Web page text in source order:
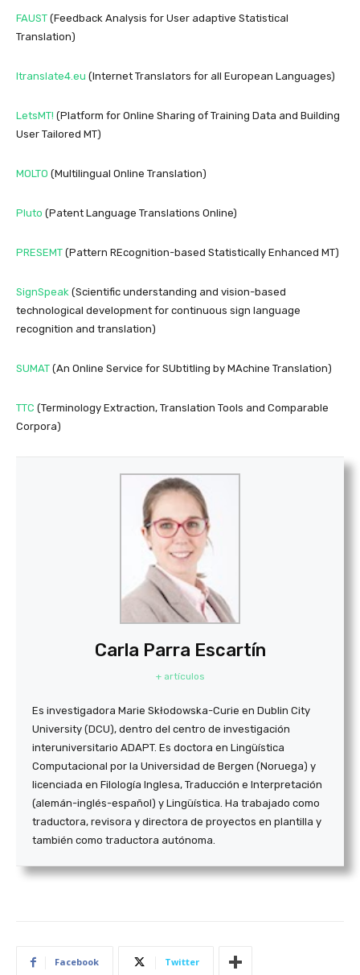
FAUST (Feedback Analysis for User adaptive Statistical
Translation)
Itranslate4.eu (Internet Translators for all European Languages)
LetsMT! (Platform for Online Sharing of Training Data and Building
User Tailored MT)
MOLTO (Multilingual Online Translation)
Pluto (Patent Language Translations Online)
PRESEMT (Pattern REcognition-based Statistically Enhanced MT)
SignSpeak (Scientific understanding and vision-based
technological development for continuous sign language
recognition and translation)
SUMAT (An Online Service for SUbtitling by MAchine Translation)
TTC (Terminology Extraction, Translation Tools and Comparable
Corpora)
Carla Parra Escartín
+ artículos
Es investigadora Marie Skłodowska-Curie en Dublin City
University (DCU), dentro del centro de investigación
interuniversitario ADAPT. Es doctora en Lingüística
Computacional por la Universidad de Bergen (Noruega) y
licenciada en Filología Inglesa, Traducción e Interpretación
(alemán-inglés-español) y Lingüística. Ha trabajado como
traductora, revisora y directora de proyectos en plantilla y
también como traductora autónoma.
Facebook Twitter